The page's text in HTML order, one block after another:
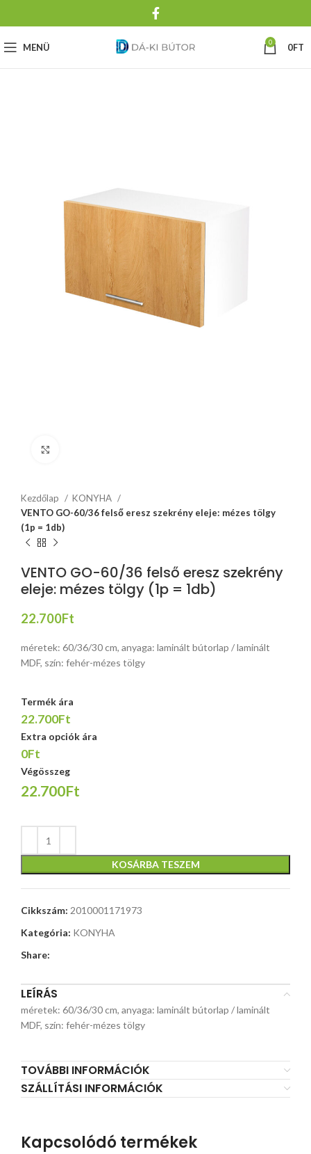
MENÜ 0 0FT
Kezdőlap
KONYHA
VENTO GO-60/36 felső eresz szekrény eleje: mézes tölgy
(1p = 1db)
VENTO GO-60/36 felső eresz szekrény
eleje: mézes tölgy (1p = 1db)
22.700Ft
méretek: 60/36/30 cm, anyaga: laminált bútorlap / laminált
MDF, szín: fehér-mézes tölgy
Termék ára
22.700Ft
Extra opciók ára
0Ft
Végösszeg
22.700Ft
KOSÁRBA TESZEM
Cikkszám: 2010001171973
Kategória: KONYHA
Share:
LEÍRÁS
méretek: 60/36/30 cm, anyaga: laminált bútorlap / laminált
MDF, szín: fehér-mézes tölgy
TOVÁBBI INFORMÁCIÓK
SZÁLLÍTÁSI INFORMÁCIÓK
Kapcsolódó termékek